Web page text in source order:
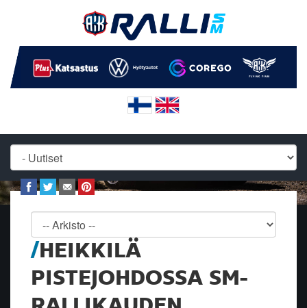
HEIKKILÄ
PISTEJOHDOSSA SM-